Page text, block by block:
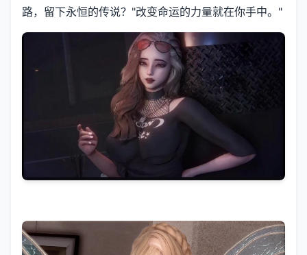
路，留下永恒的传说？"改变命运的力量就在你手中。"